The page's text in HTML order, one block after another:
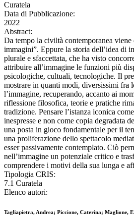
Curatela
Data di Pubblicazione:
2022
Abstract:
Da tempo la civiltà contemporanea
immagini”. Eppure la storia dell’idea di
plurale e sfaccettata, che ha visto
attribuire all’immagine le funzioni più
psicologiche, cultuali, tecnologiche. Il
mostrare in quanti modi, diversissimi fra
l’immagine, recuperando, accanto ai
riflessione filosofica, teorie e pratiche
tradizione. Pensare l’istanza iconica
inespresse e non come copia degradata
una posta in gioco fondamentale per il
una proliferazione dello spettacolo
esser passivamente contemplato. Ciò
nell’immagine un potenziale critico e
comprendere i motivi della sua lunga e
Tipologia CRIS:
7.1 Curatela
Elenco autori:
Tagliapietra, Andrea; Piccione, Caterina; Maglione,